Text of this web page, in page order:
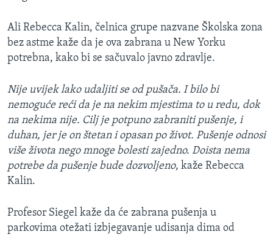
Ali Rebecca Kalin, čelnica grupe nazvane Školska zona
bez astme kaže da je ova zabrana u New Yorku
potrebna, kako bi se sačuvalo javno zdravlje.
Nije uvijek lako udaljiti se od pušača. I bilo bi
nemoguće reći da je na nekim mjestima to u redu, dok
na nekima nije. Cilj je potpuno zabraniti pušenje, i
duhan, jer je on štetan i opasan po život. Pušenje odnosi
više života nego mnoge bolesti zajedno. Doista nema
potrebe da pušenje bude dozvoljeno, kaže Rebecca
Kalin.
Profesor Siegel kaže da će zabrana pušenja u
parkovima otežati izbjegavanje udisanja dima od